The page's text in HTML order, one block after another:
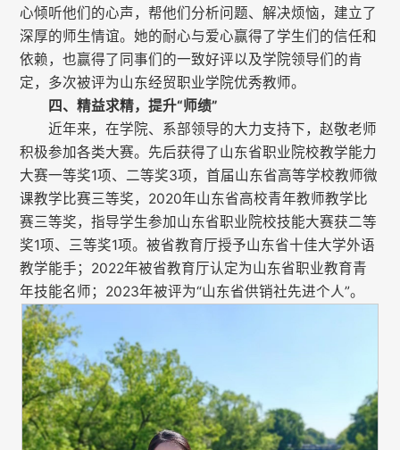
心倾听他们的心声，帮他们分析问题、解决烦恼，建立了
深厚的师生情谊。她的耐心与爱心赢得了学生们的信任和
依赖，也赢得了同事们的一致好评以及学院领导们的肯
定，多次被评为山东经贸职业学院优秀教师。
四、精益求精，提升“师绩”
近年来，在学院、系部领导的大力支持下，赵敬老师
积极参加各类大赛。先后获得了山东省职业院校教学能力
大赛一等奖1项、二等奖3项，首届山东省高等学校教师微
课教学比赛三等奖，2020年山东省高校青年教师教学比
赛三等奖，指导学生参加山东省职业院校技能大赛获二等
奖1项、三等奖1项。被省教育厅授予山东省十佳大学外语
教学能手；2022年被省教育厅认定为山东省职业教育青
年技能名师；2023年被评为“山东省供销社先进个人”。